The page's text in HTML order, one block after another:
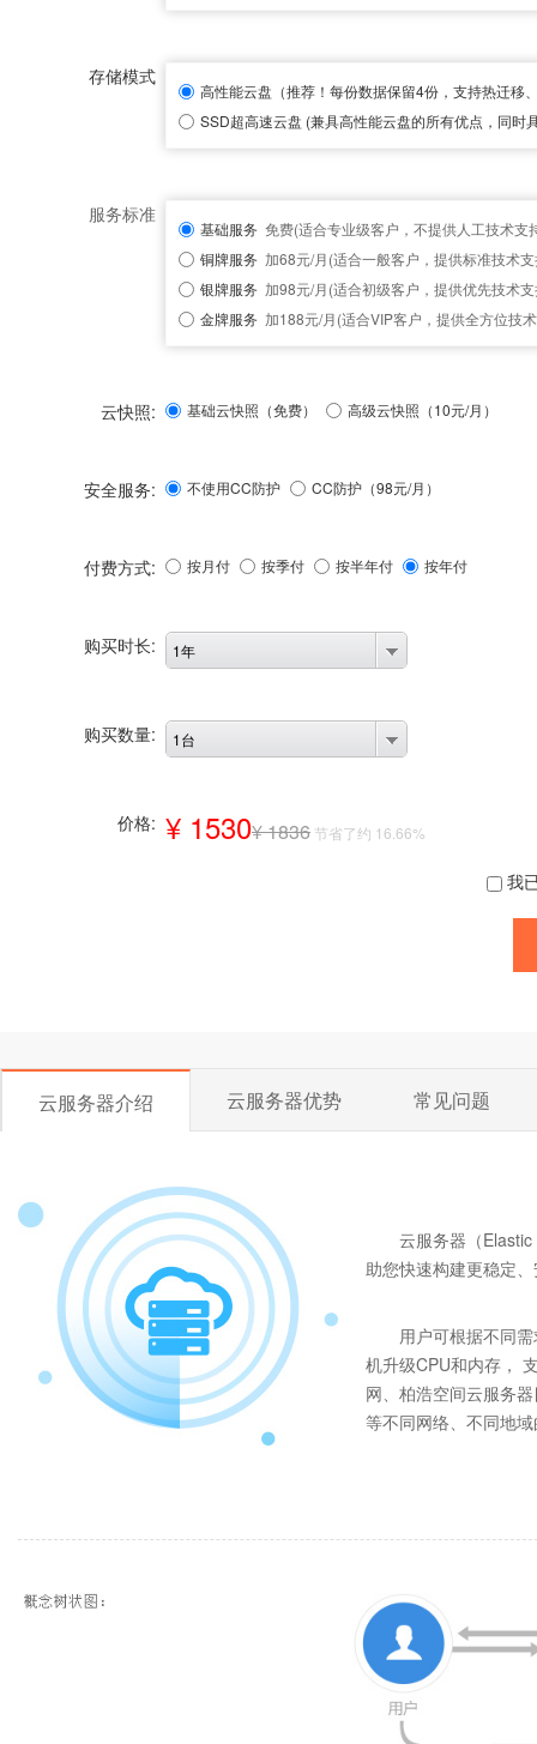
存储模式
高性能云盘 （推荐！每份数据保留4份，支持热迁移
SSD超高速云盘 (兼具高性能云盘的所有优点，同时
服务标准
基础服务 免费(适合专业级客户，不提供人工技术支
铜牌服务 加68元/月(适合一般客户，提供标准技术
银牌服务 加98元/月(适合初级客户，提供优先技术
金牌服务 加188元/月(适合VIP客户，提供全方位技
云快照: 基础云快照（免费） 高级云快照（10元/月）
安全服务: 不使用CC防护 CC防护（98元/月）
付费方式: 按月付 按季付 按半年付 按年付
购买时长: 1年
购买数量: 1台
价格: ¥ 1530¥ 1836 节省了约 16.66%
我
云服务器介绍 云服务器优势 常见问题
云服务器（
助您快速构建更稳定
用户可根据不同
机升级CPU和内存，
网、柏浩空间云服务
等不同网络、不同地